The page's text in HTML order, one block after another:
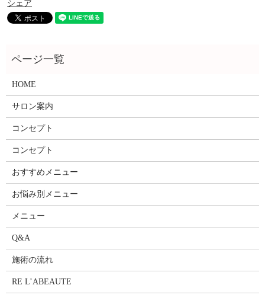
シェア
HOME
サロン案内
コンセプト
コンセプト
おすすめメニュー
お悩み別メニュー
メニュー
Q&A
施術の流れ
RE L’ABEAUTE